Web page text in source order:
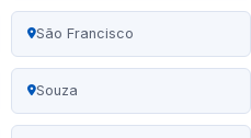
São Francisco
Souza